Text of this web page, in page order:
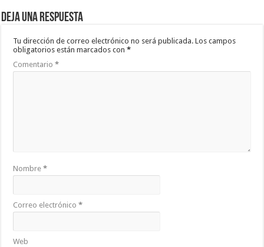
Deja una respuesta
Tu dirección de correo electrónico no será publicada. Los campos
obligatorios están marcados con*
Comentario*
Nombre*
Correo electrónico*
Web